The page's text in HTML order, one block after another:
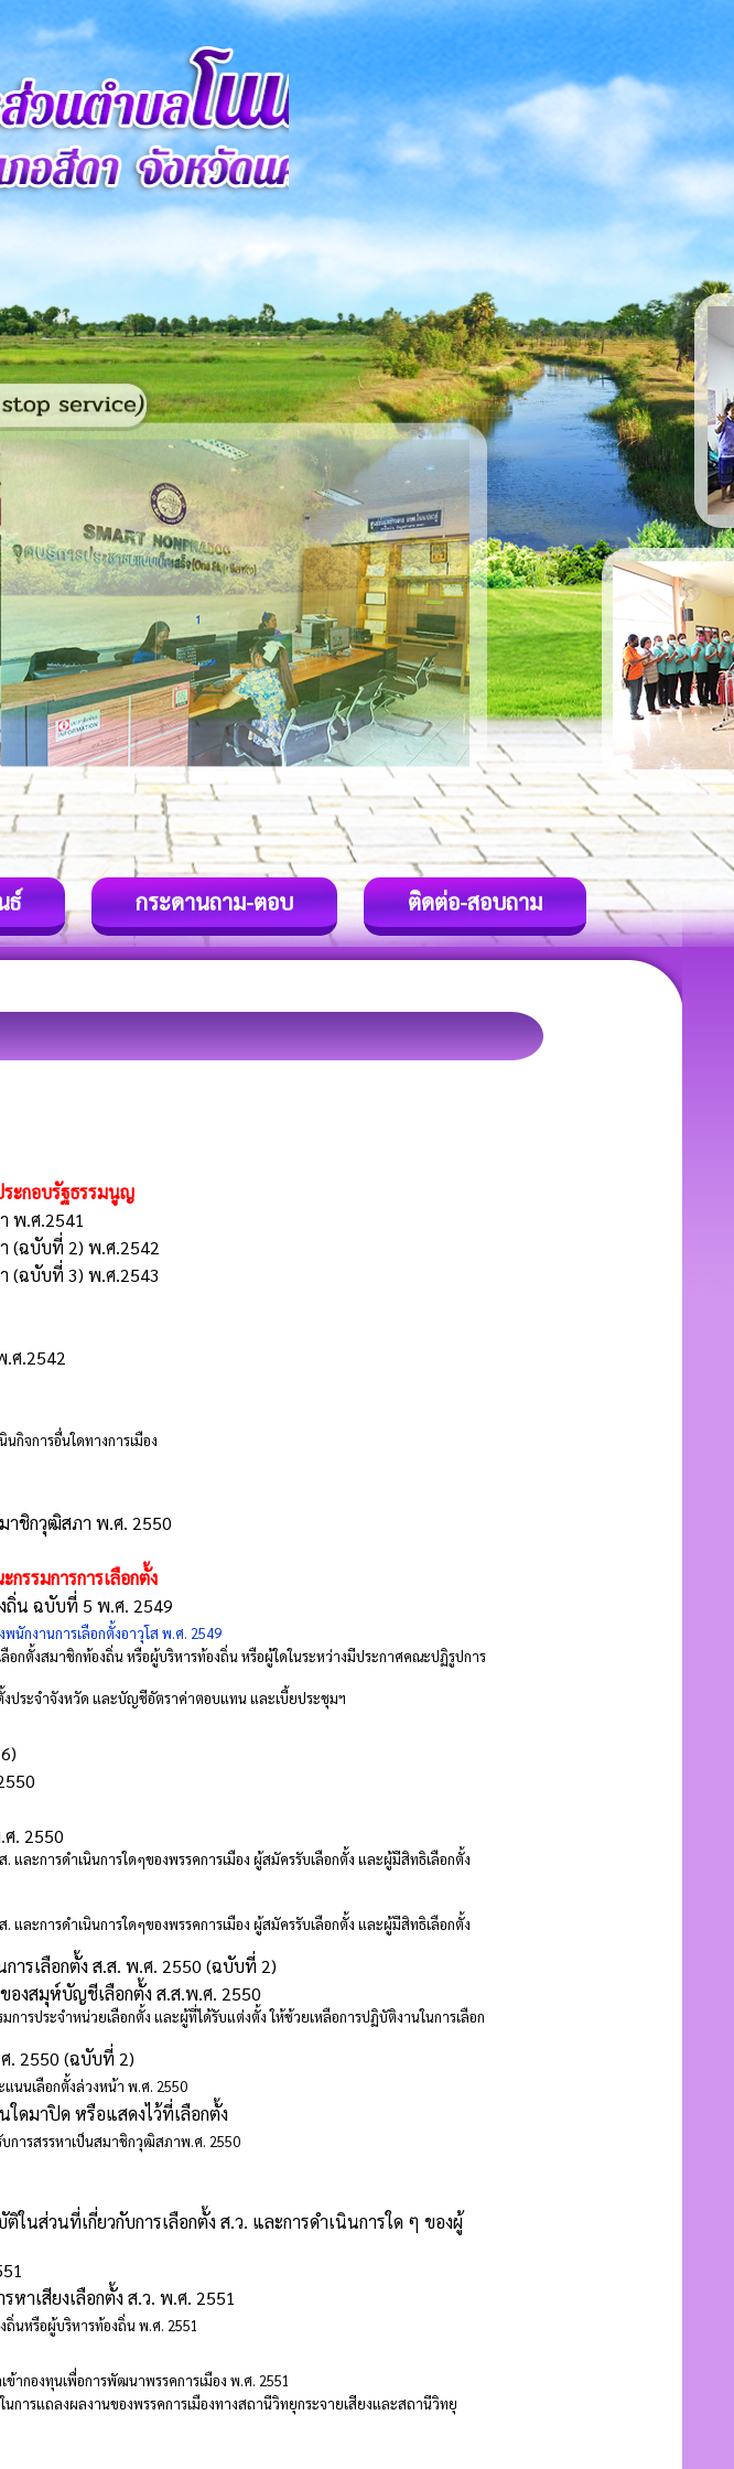
ธ์ กระดานถาม-ตอบ ติดต่อ-สอบถาม
ะกอบรัฐธรรมนูญ
พ.ศ.2541
(ฉบับที่ 2) พ.ศ.2542
(ฉบับที่ 3) พ.ศ.2543
.ศ.2542
กิจการอื่นใดทางการเมือง
าชิกวุฒิสภา พ.ศ. 2550
รรมการการเลือกตั้ง
ถิ่น ฉบับที่ 5 พ.ศ. 2549
นักงานการเลือกตั้งอาวุโส พ.ศ. 2549
อกตั้งสมาชิกท้องถิ่น หรือผู้บริหารท้องถิ่น หรือผู้ใดในระหว่างมีประกาศคณะปฏิรูปการ
งประจำจังหวัด และบัญชีอัตราค่าตอบแทน และเบี้ยประชุมฯ
ศ. 2550
ละการดำเนินการใดๆของพรรคการเมือง ผู้สมัครรับเลือกตั้ง และผู้มีสิทธิเลือกตั้ง
ละการดำเนินการใดๆของพรรคการเมือง ผู้สมัครรับเลือกตั้ง และผู้มีสิทธิเลือกตั้ง
ารเลือกตั้ง ส.ส. พ.ศ. 2550 (ฉบับที่ 2)
องสมุห์บัญชีเลือกตั้ง ส.ส.พ.ศ. 2550
ารประจำหน่วยเลือกตั้ง และผู้ที่ได้รับแต่งตั้ง ให้ช้วยเหลือการปฏิบัติงานในการเลือก
. 2550 (ฉบับที่ 2)
แนนเลือกตั้งล่วงหน้า พ.ศ. 2550
ดมาปิด หรือแสดงไว้ที่เลือกตั้ง
การสรรหาเป็นสมาชิกวุฒิสภาพ.ศ. 2550
นส่วนที่เกี่ยวกับการเลือกตั้ง ส.ว. และการดำเนินการใด ๆ ของผู้
าเสียงเลือกตั้ง ส.ว. พ.ศ. 2551
ถิ่นหรือผู้บริหารท้องถิ่น พ.ศ. 2551
ากองทุนเพื่อการพัฒนาพรรคการเมือง พ.ศ. 2551
นการแถลงผลงานของพรรคการเมืองทางสถานีวิทยุกระจายเสียงและสถานีวิทยุ